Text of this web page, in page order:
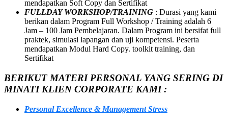
mendapatkan Soft Copy dan Sertifikat
FULLDAY WORKSHOP/TRAINING : Durasi yang kami
berikan dalam Program Full Workshop / Training adalah 6
Jam – 100 Jam Pembelajaran. Dalam Program ini bersifat full
praktek, simulasi lapangan dan uji kompetensi. Peserta
mendapatkan Modul Hard Copy. toolkit training, dan
Sertifikat
BERIKUT MATERI PERSONAL YANG SERING DI
MINATI KLIEN CORPORATE KAMI :
Personal Excellence & Management Stress